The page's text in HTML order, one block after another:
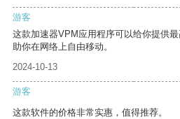
游客
这款加速器VPM应用程序可以给你提供
助你在网络上自由移动。
2024-10-13
游客
这款软件的价格非常实惠，值得推荐。